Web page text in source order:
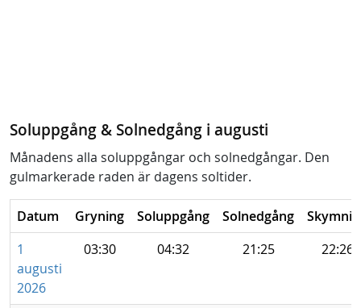
Soluppgång & Solnedgång i augusti
Månadens alla soluppgångar och solnedgångar. Den
gulmarkerade raden är dagens soltider.
Datum Gryning Soluppgång Solnedgång
1
augusti
2026
03:30 04:32 21:25 22:26